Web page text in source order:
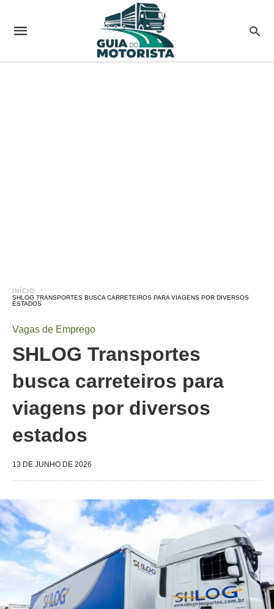
INÍCIO
SHLOG TRANSPORTES BUSCA CARRETEIROS PARA VIAGENS POR DIVERSOS
ESTADOS
Vagas de Emprego
SHLOG Transportes
busca carreteiros para
viagens por diversos
estados
13 DE JUNHO DE 2026